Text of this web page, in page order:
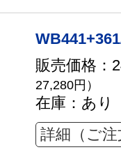
販売価格：
27,280円）
在庫：あり
詳細（ご